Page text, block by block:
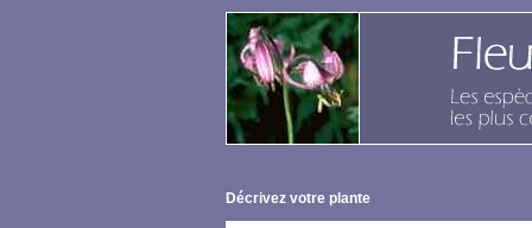
Décrivez votre plante